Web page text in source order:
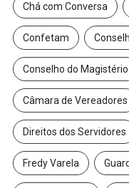
Chá com Conversa
Confetam
Conselho do Magistério
Câmara de Vereadores
Direitos dos Servidores
Fredy Varela